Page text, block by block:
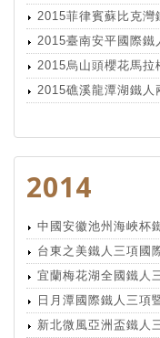
2015菲律賓蘇比克灣
2015臺南安平國際鐵
2015烏山頭櫻花馬拉
2015礁溪龍潭湖鐵人
2014
中國安徽池州海峽杯
台東之美鐵人三項國
宜蘭梅花湖全國鐵人
日月潭國際鐵人三項
新北微風亞洲盃鐵人